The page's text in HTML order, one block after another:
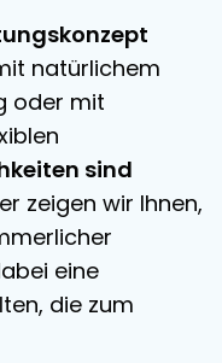
natürlichem
oder mit
sind
zeigen wir Ihnen,
eine
die zum